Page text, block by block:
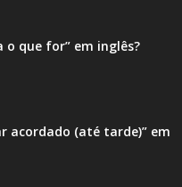
o que for” em inglês?
acordado (até tarde)” em